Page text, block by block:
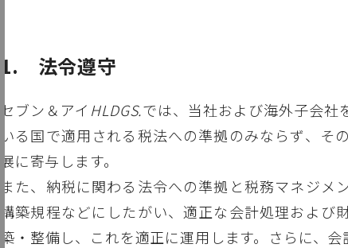
法令遵守
セブン＆アイ HLDGS.では、当社および海外子会社
いる国で適用される税法への準拠のみならず、
展に寄与します。
また、納税に関わる法令への準拠と税務マネジ
構築規程などにしたがい、適正な会計処理およ
築・整備し、これを適正に運用します。さらに、